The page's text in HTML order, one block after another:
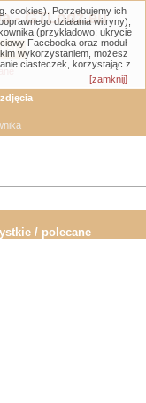
- GTLodz.eu
/ polecane
cookies). Potrzebujemy ich
działania witryny),
(przykładowo: ukrycie
Facebooka oraz moduł
wykorzystaniem, możesz
ciasteczek, korzystając z
[zamknij]